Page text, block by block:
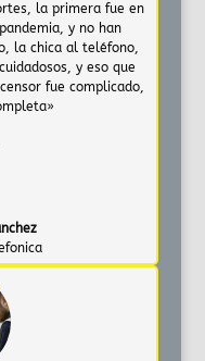
la primera fue en
y no han
la chica al teléfono,
y eso que
fue complicado,